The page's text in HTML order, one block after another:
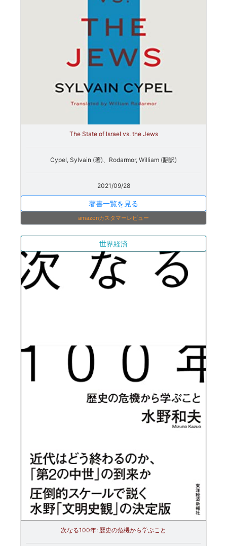
The State of Israel vs. the Jews
Cypel, Sylvain (著)、Rodarmor, William (翻訳)
2021/09/28
著書一覧を見る
amazonカスタマーレビュー
世界経済
次なる100年: 歴史の危機から学ぶこと